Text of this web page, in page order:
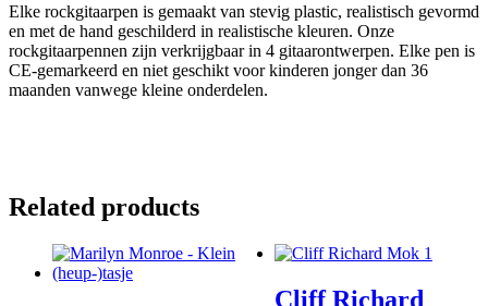
Elke rockgitaarpen is gemaakt van stevig plastic, realistisch gevormd
en met de hand geschilderd in realistische kleuren. Onze
rockgitaarpennen zijn verkrijgbaar in 4 gitaarontwerpen. Elke pen is
CE-gemarkeerd en niet geschikt voor kinderen jonger dan 36
maanden vanwege kleine onderdelen.
Related products
Cliff Richard